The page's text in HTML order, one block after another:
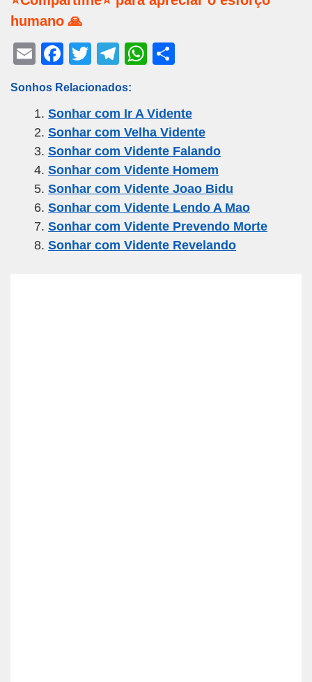
humano 🙏
E
ail
F
c
e
b
o
o
k
T
tt
er
T
e
gr
a
m
W
s
A
p
p
e
Sonhos Relacionados:
Sonhar com Ir A Vidente
Sonhar com Velha Vidente
Sonhar com Vidente Falando
Sonhar com Vidente Homem
Sonhar com Vidente Joao Bidu
Sonhar com Vidente Lendo A Mao
Sonhar com Vidente Prevendo Morte
Sonhar com Vidente Revelando